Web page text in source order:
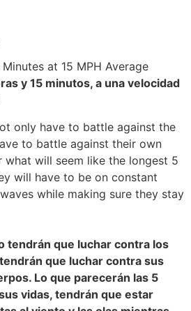
at 15 MPH Average
y 15 minutos, a una velocidad
only have to battle against the
to battle against their own
what will seem like the longest 5
will have to be on constant
while making sure they stay
tendrán que luchar contra los
que luchar contra sus
Lo que parecerán las 5
vidas, tendrán que estar